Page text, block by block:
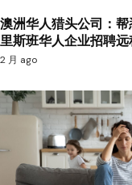
澳洲华人猎头公司：
里斯班华人企业招聘
2 月 ago